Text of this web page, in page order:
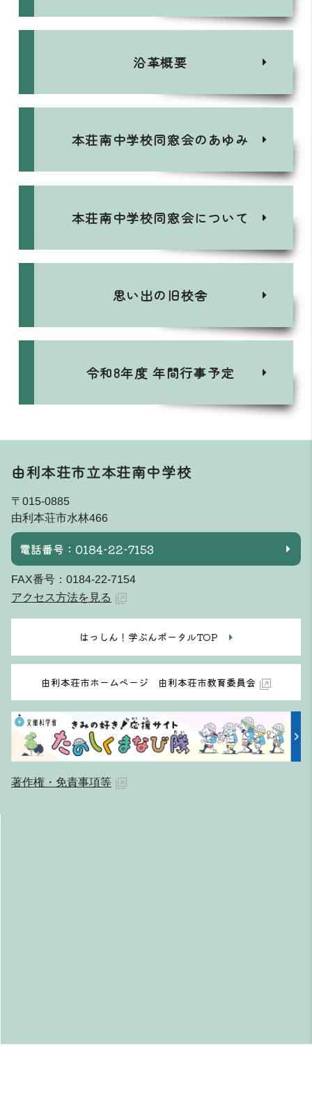
沿革概要
本荘南中学校同窓会のあゆみ
本荘南中学校同窓会について
思い出の旧校舎
令和8年度 年間行事予定
由利本荘市立本荘南中学校
〒015-0885
由利本荘市水林466
電話番号：0184-22-7153
FAX番号：0184-22-7154
アクセス方法を見る
はっしん！学ぶんポータルTOP
由利本荘市ホームページ 由利本荘市教育委員会
著作権・免責事項等